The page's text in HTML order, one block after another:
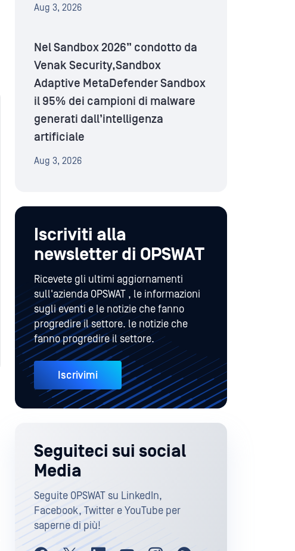
Aug 3, 2026
Nel Sandbox 2026” condotto da
Venak Security,Sandbox
Adaptive MetaDefender Sandbox
il 95% dei campioni di malware
generati dall’intelligenza
artificiale
Aug 3, 2026
Iscriviti alla
newsletter di OPSWAT
Ricevete gli ultimi aggiornamenti
sull'azienda OPSWAT , le informazioni
sugli eventi e le notizie che fanno
progredire il settore. le notizie che
fanno progredire il settore.
Iscrivimi
Seguiteci sui social
Media
Seguite OPSWAT su LinkedIn,
Facebook, Twitter e YouTube per
saperne di più!